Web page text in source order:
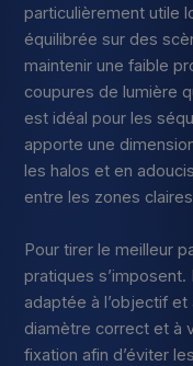
particulièrement utile
équilibrée sur des
maintenir une faible
coupures de lumière
est idéal pour les
apporte une
les halos et en
entre les zones
Pour tirer le meilleur
pratiques s’imposent.
adaptée à l’objectif
diamètre correct et à
fixation afin d’éviter